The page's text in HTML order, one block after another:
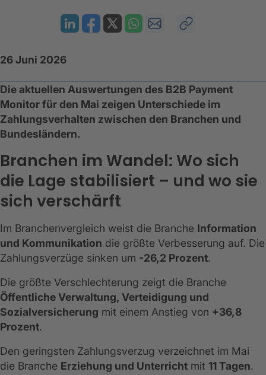
26 Juni 2026
Die aktuellen Auswertungen des B2B Payment
Monitor für den Mai zeigen Unterschiede im
Zahlungsverhalten zwischen den Branchen und
Bundesländern.
Branchen im Wandel: Wo sich
die Lage stabilisiert – und wo sie
sich verschärft
Im Branchenvergleich weist die Branche Information
und Kommunikation die größte Verbesserung auf. Die
Zahlungsverzüge sinken um -26,2 Prozent.
Die größte Verschlechterung zeigt die Branche
Öffentliche Verwaltung, Verteidigung und
Sozialversicherung mit einem Anstieg von +36,8
Prozent.
Den geringsten Zahlungsverzug verzeichnet im Mai
die Branche Erziehung und Unterricht mit 11 Tagen.